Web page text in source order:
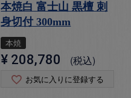
本焼白 富士山 黒檀 刺
身切付 300mm
本焼
¥ 208,780 税込
お気に入りに登録する